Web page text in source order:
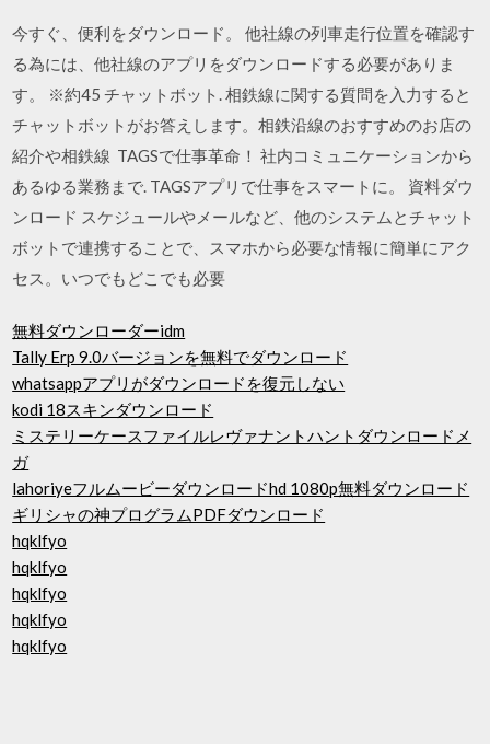
今すぐ、便利をダウンロード。 他社線の列車走行位置を確認す
る為には、他社線のアプリをダウンロードする必要がありま
す。 ※約45 チャットボット. 相鉄線に関する質問を入力すると
チャットボットがお答えします。相鉄沿線のおすすめのお店の
紹介や相鉄線 TAGSで仕事革命！ 社内コミュニケーションから
あるゆる業務まで. TAGSアプリで仕事をスマートに。 資料ダウ
ンロード スケジュールやメールなど、他のシステムとチャット
ボットで連携することで、スマホから必要な情報に簡単にアク
セス。いつでもどこでも必要
無料ダウンローダーidm
Tally Erp 9.0バージョンを無料でダウンロード
whatsappアプリがダウンロードを復元しない
kodi 18スキンダウンロード
ミステリーケースファイルレヴァナントハントダウンロードメ
ガ
lahoriyeフルムービーダウンロードhd 1080p無料ダウンロード
ギリシャの神プログラムPDFダウンロード
hqklfyo
hqklfyo
hqklfyo
hqklfyo
hqklfyo